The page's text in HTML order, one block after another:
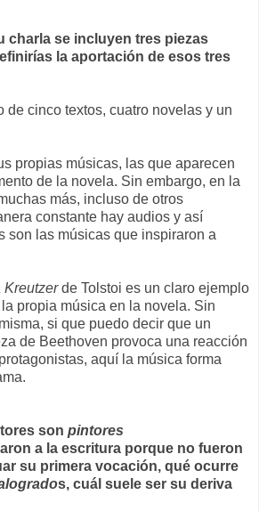
charla se incluyen tres piezas
la aportación de esos tres
de cinco textos, cuatro novelas y un
propias músicas, las que aparecen
de la novela. Sin embargo, en la
más, incluso de otros
constante hay audios y así
son las músicas que inspiraron a
Kreutzerde Tolstoi es un claro ejemplo
propia música en la novela. Sin
si que puedo decir que un
de Beethoven provoca una reacción
aquí la música forma
son pintores
a la escritura porque no fueron
su primera vocación, qué ocurre
s, cuál suele ser su deriva